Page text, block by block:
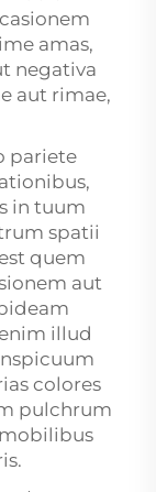
amas,
negativa
aut rimae,
pariete
in tuum
spatii
quem
aut
illud
colores
pulchrum